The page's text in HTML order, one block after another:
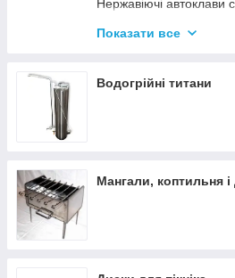
Нержавіючі автоклави
Промислові автоклави
Комплектуючі для
Показати все
Водогрійні титани
Мангали, коптильня і